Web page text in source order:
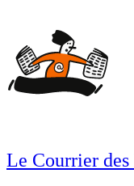
Le Courrier des